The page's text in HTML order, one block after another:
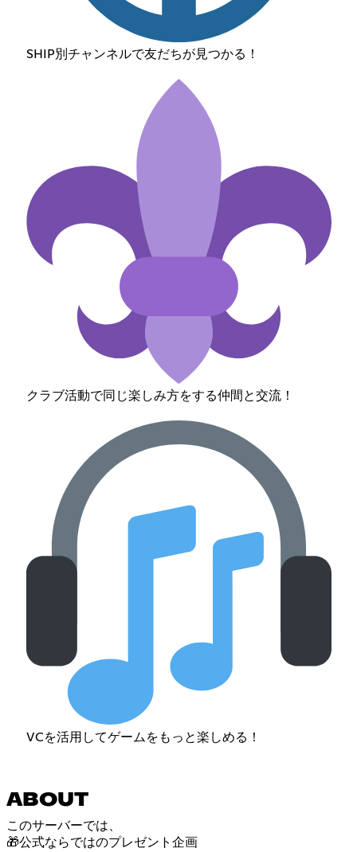
SHIP別チャンネルで友だちが見つかる！
クラブ活動で同じ楽しみ方をする仲間と交流！
VCを活用してゲームをもっと楽しめる！
ABOUT
このサーバーでは、
🎁公式ならではのプレゼント企画